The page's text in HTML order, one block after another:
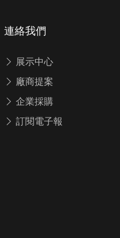
連絡我們
展示中心
廠商提案
企業採購
訂閱電子報